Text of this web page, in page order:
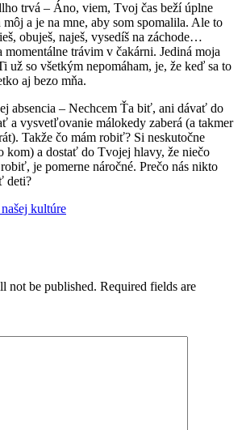
trvá – Áno, viem, Tvoj čas beží úplne
a je na mne, aby som spomalila. Ale to
obuješ, naješ, vysedíš na záchode…
trávim v čakárni. Jediná moja
už so všetkým nepomáham, je, že keď sa to
aj bezo mňa.
absencia – Nechcem Ťa biť, ani dávať do
a vysvetľovanie málokedy zaberá (a takmer
Takže čo mám robiť? Si neskutočne
kom) a dostať do Tvojej hlavy, že niečo
je pomerne náročné. Prečo nás nikto
deti?
kultúre
not be published. Required fields are